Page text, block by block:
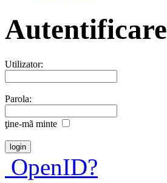
Autentificare
Utilizator:
Parola:
ţine-mã minte
OpenID?